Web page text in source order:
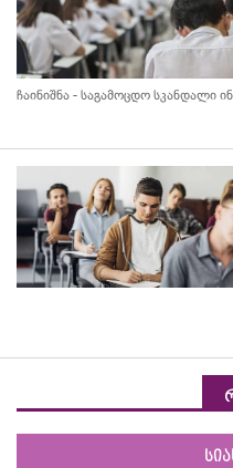
ჩაინიშნა - საგამოცდო სკანდალი